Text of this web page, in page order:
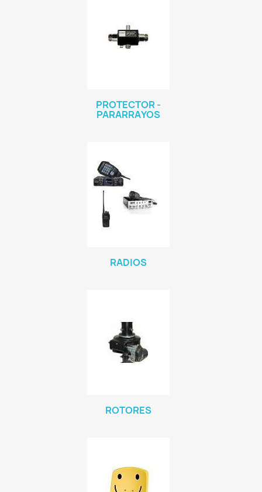
PROTECTOR -
PARARRAYOS
RADIOS
ROTORES